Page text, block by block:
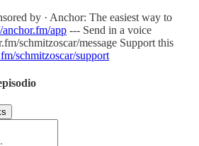
by · Anchor: The easiest way to
anchor.fm/app --- Send in a voice
schmitzoscar/message Support this
schmitzoscar/support